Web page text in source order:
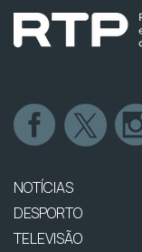
NOTÍCIAS
DESPORTO
TELEVISÃO